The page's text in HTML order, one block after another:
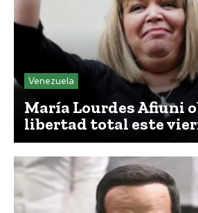
Venezuela
María Lourdes Afiuni
libertad total este